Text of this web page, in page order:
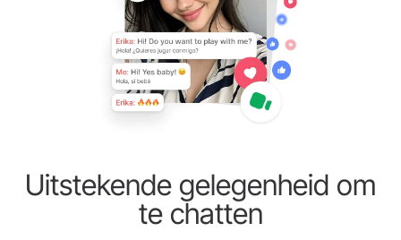
Uitstekende gelegenheid om
te chatten